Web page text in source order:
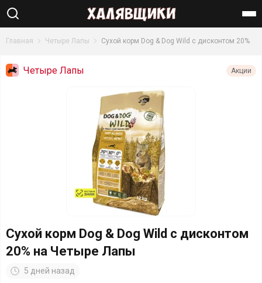
Найти
Главная Четыре Лапы Сухой корм Dog & Dog Wild с дисконтом 20%
Четыре Лапы Акции
Сухой корм Dog & Dog Wild с дисконтом
20% на Четыре Лапы
5 дней назад